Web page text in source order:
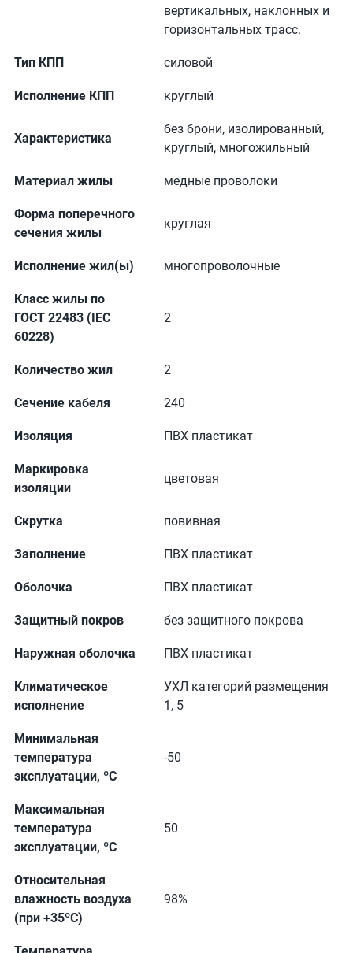
вертикальных, наклонных и
горизонтальных трасс.
Тип КПП силовой
Исполнение КПП круглый
Характеристика
без брони, изолированный,
круглый, многожильный
Материал жилы медные проволоки
Форма поперечного
сечения жилы
круглая
Исполнение жил(ы) многопроволочные
Класс жилы по
ГОСТ 22483 (IEC
60228)
2
Количество жил 2
Сечение кабеля 240
Изоляция ПВХ пластикат
Маркировка
изоляции
цветовая
Скрутка повивная
Заполнение ПВХ пластикат
Оболочка ПВХ пластикат
Защитный покров без защитного покрова
Наружная оболочка ПВХ пластикат
Климатическое
исполнение
УХЛ категорий размещения
1, 5
Минимальная
температура
эксплуатации, ºС
-50
Максимальная
температура
эксплуатации, ºС
50
Относительная
влажность воздуха
(при +35ºС)
98%